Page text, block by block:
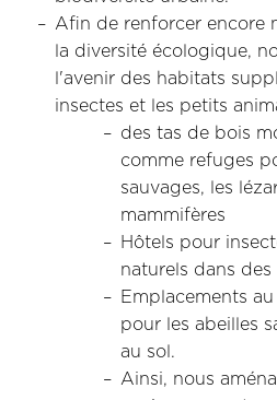
Afin de renforcer encore
la diversité écologique,
l'avenir des habitats
insectes et les petits
des tas de bois
comme refuges
sauvages, les
mammifères
Hôtels pour
naturels dans
Emplacements
pour les abeilles
au sol.
Ainsi, nous